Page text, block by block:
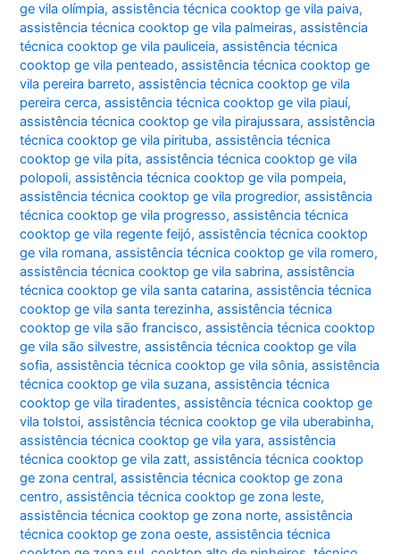
ge vila olímpia,assistência técnica cooktop ge vila paiva,
assistência técnica cooktop ge vila palmeiras,assistência
técnica cooktop ge vila pauliceia,assistência técnica
cooktop ge vila penteado,assistência técnica cooktop ge
vila pereira barreto,assistência técnica cooktop ge vila
pereira cerca,assistência técnica cooktop ge vila piauí,
assistência técnica cooktop ge vila pirajussara,assistência
técnica cooktop ge vila pirituba,assistência técnica
cooktop ge vila pita,assistência técnica cooktop ge vila
polopoli,assistência técnica cooktop ge vila pompeia,
assistência técnica cooktop ge vila progredior,assistência
técnica cooktop ge vila progresso,assistência técnica
cooktop ge vila regente feijó,assistência técnica cooktop
ge vila romana,assistência técnica cooktop ge vila romero,
assistência técnica cooktop ge vila sabrina,assistência
técnica cooktop ge vila santa catarina,assistência técnica
cooktop ge vila santa terezinha,assistência técnica
cooktop ge vila são francisco,assistência técnica cooktop
ge vila são silvestre,assistência técnica cooktop ge vila
sofia,assistência técnica cooktop ge vila sônia,assistência
técnica cooktop ge vila suzana,assistência técnica
cooktop ge vila tiradentes,assistência técnica cooktop ge
vila tolstoi,assistência técnica cooktop ge vila uberabinha,
assistência técnica cooktop ge vila yara,assistência
técnica cooktop ge vila zatt,assistência técnica cooktop
ge zona central,assistência técnica cooktop ge zona
centro,assistência técnica cooktop ge zona leste,
assistência técnica cooktop ge zona norte,assistência
técnica cooktop ge zona oeste,assistência técnica